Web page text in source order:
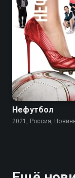
Нефутбол
2021, Россия,